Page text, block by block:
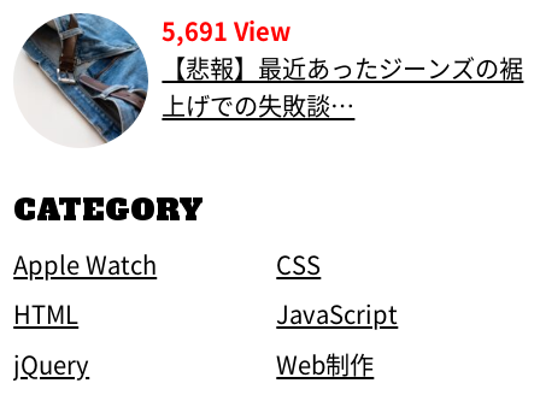
5,691 View
【悲報】最近あったジーンズの裾
上げでの失敗談…
CATEGORY
Apple Watch
CSS
HTML
JavaScript
jQuery
Web制作